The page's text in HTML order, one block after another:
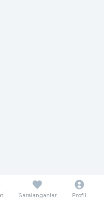
Saralanganlar Profil